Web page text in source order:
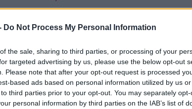
Do Not Process My Personal Information
the sale, sharing to third parties, or processing of your
targeted advertising by us, please use the below opt-out
Please note that after your opt-out request is processed
based ads based on personal information utilized by us
third parties prior to your opt-out. You may separately
personal information by third parties on the IAB’s list of
mondiali vor fi prezenţi astăzi la
Cine sunt aceştia
30 SEPTEMBRIE 2019
Elysée a anunţat că aproximativ 80
personalităţi străine vor fi prezente la